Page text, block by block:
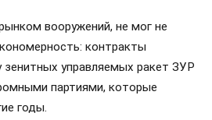
вооружений, не мог не
контракты
зенитных управляемых ракет ЗУР
партиями, которые
годы.